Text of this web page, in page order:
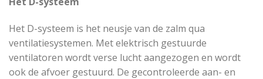
Het D-systeem is het neusje van de zalm qua
ventilatiesystemen. Met elektrisch gestuurde
ventilatoren wordt verse lucht aangezogen en wordt
ook de afvoer gestuurd. De gecontroleerde aan- en